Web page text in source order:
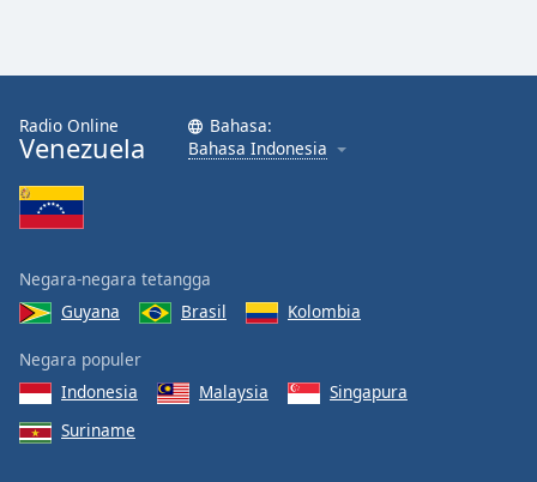
Radio Online
Venezuela
Bahasa:
Bahasa Indonesia
Negara-negara tetangga
Guyana
Brasil Kolombia
Negara populer
Indonesia
Malaysia
Singapura
Suriname